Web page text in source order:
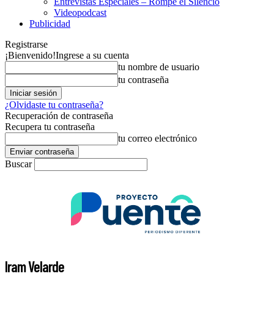
Videopodcast
Publicidad
Registrarse
¡Bienvenido!Ingrese a su cuenta
tu nombre de usuario
tu contraseña
¿Olvidaste tu contraseña?
Recuperación de contraseña
Recupera tu contraseña
tu correo electrónico
Buscar
Iram Velarde